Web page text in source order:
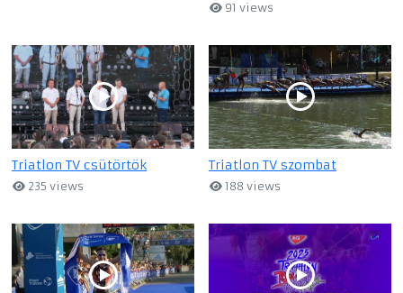
91 views
Triatlon TV csütörtök
235 views
Triatlon TV szombat
188 views